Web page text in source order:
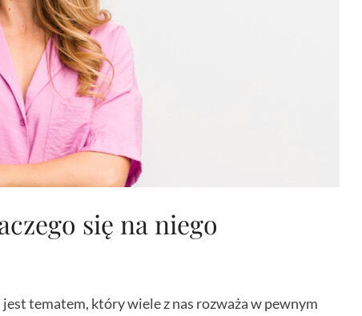
się na niego
tematem, który wiele z nas rozważa w pewnym